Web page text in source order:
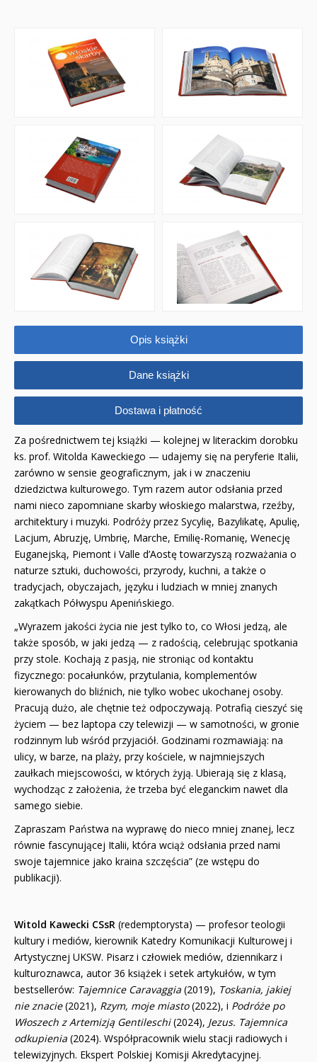
Opis książki
Dane książki
Dostawa i płatność
Za pośrednictwem tej książki — kolejnej w literackim dorobku
ks. prof. Witolda Kaweckiego — udajemy się na peryferie Italii,
zarówno w sensie geograficznym, jak i w znaczeniu
dziedzictwa kulturowego. Tym razem autor odsłania przed
nami nieco zapomniane skarby włoskiego malarstwa, rzeźby,
architektury i muzyki. Podróży przez Sycylię, Bazylikatę, Apulię,
Lacjum, Abruzję, Umbrię, Marche, Emilię-Romanię, Wenecję
Euganejską, Piemont i Valle d’Aostę towarzyszą rozważania o
naturze sztuki, duchowości, przyrody, kuchni, a także o
tradycjach, obyczajach, języku i ludziach w mniej znanych
zakątkach Półwyspu Apenińskiego.
„Wyrazem jakości życia nie jest tylko to, co Włosi jedzą, ale
także sposób, w jaki jedzą — z radością, celebrując spotkania
przy stole. Kochają z pasją, nie stroniąc od kontaktu
fizycznego: pocałunków, przytulania, komplementów
kierowanych do bliźnich, nie tylko wobec ukochanej osoby.
Pracują dużo, ale chętnie też odpoczywają. Potrafią cieszyć się
życiem — bez laptopa czy telewizji — w samotności, w gronie
rodzinnym lub wśród przyjaciół. Godzinami rozmawiają: na
ulicy, w barze, na plaży, przy kościele, w najmniejszych
zaułkach miejscowości, w których żyją. Ubierają się z klasą,
wychodząc z założenia, że trzeba być eleganckim nawet dla
samego siebie.
Zapraszam Państwa na wyprawę do nieco mniej znanej, lecz
równie fascynującej Italii, która wciąż odsłania przed nami
swoje tajemnice jako kraina szczęścia” (ze wstępu do
publikacji).
Witold Kawecki CSsR (redemptorysta) — profesor teologii
kultury i mediów, kierownik Katedry Komunikacji Kulturowej i
Artystycznej UKSW. Pisarz i człowiek mediów, dziennikarz i
kulturoznawca, autor 36 książek i setek artykułów, w tym
bestsellerów: Tajemnice Caravaggia (2019), Toskania, jakiej
nie znacie(2021), Rzym, moje miasto(2022), i Podróże po
Włoszech z Artemizją Gentileschi(2024), Jezus. Tajemnica
odkupienia (2024). Współpracownik wielu stacji radiowych i
telewizyjnych. Ekspert Polskiej Komisji Akredytacyjnej.